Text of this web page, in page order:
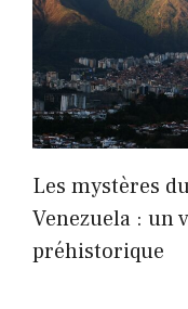
Les mystères
Venezuela : un
préhistorique